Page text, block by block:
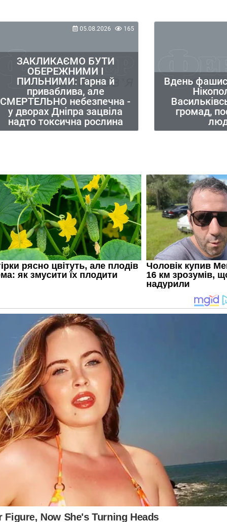
ЗАКЛИКАЄМО БУТИ
ОБЕРЕЖНИМИ І
ПИЛЬНИМИ: Гарна й
приваблива, але
СМЕРТЕЛЬНО небезпечна -
у дворах Дніпра зацвіла
надто токсична рослина
05.08.2026 165
Вдень
громад,